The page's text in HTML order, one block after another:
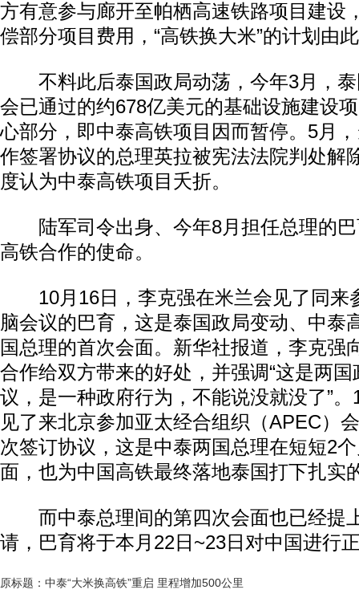
方有意参与廊开至帕栖高速铁路项目建设
偿部分项目费用，“高铁换大米”的计划由
不料此后泰国政局动荡，今年3月，泰
会已通过的约678亿美元的基础设施建设
心部分，即中泰高铁项目因而暂停。5月
作签署协议的总理英拉被宪法法院判处解
度认为中泰高铁项目夭折。
陆军司令出身、今年8月担任总理的巴
高铁合作的使命。
10月16日，李克强在米兰会见了同来
脑会议的巴育，这是泰国政局变动、中泰
国总理的首次会面。新华社报道，李克强
合作给双方带来的好处，并强调“这是两
议，是一种政府行为，不能说没就没了”
见了来北京参加亚太经合组织（APEC）
次签订协议，这是中泰两国总理在短短2
面，也为中国高铁最终落地泰国打下扎实
而中泰总理间的第四次会面也已经提
请，巴育将于本月22日~23日对中国进行
原标题：中泰“大米换高铁”重启 里程增加500公里